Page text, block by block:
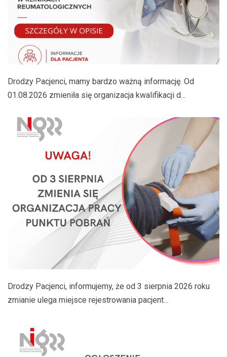
Drodzy Pacjenci, mamy bardzo ważną informację. Od
01.08.2026 zmieniła się organizacja kwalifikacji d...
Drodzy Pacjenci, informujemy, że od 3 sierpnia 2026 roku
zmianie ulega miejsce rejestrowania pacjent...